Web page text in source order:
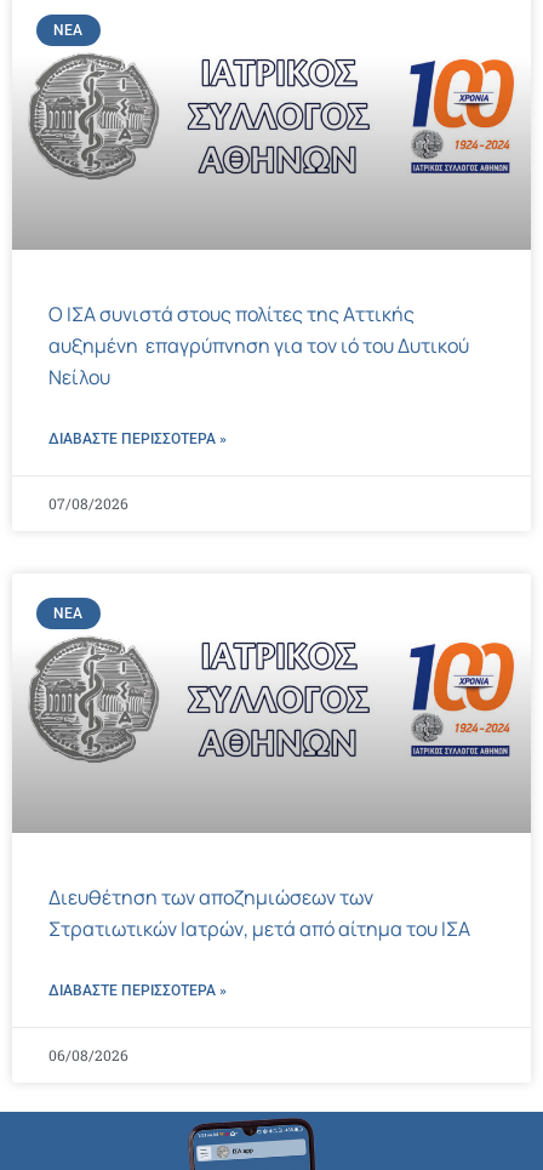
ΝΈΑ
Ο ΙΣΑ συνιστά στους πολίτες της Αττικής
αυξημένη επαγρύπνηση για τον ιό του Δυτικού
Νείλου
ΔΙΑΒΑΣΤΕ ΠΕΡΙΣΣΌΤΕΡΑ »
07/08/2026
ΝΈΑ
Διευθέτηση των αποζημιώσεων των
Στρατιωτικών Ιατρών, μετά από αίτημα του ΙΣΑ
ΔΙΑΒΑΣΤΕ ΠΕΡΙΣΣΌΤΕΡΑ »
06/08/2026